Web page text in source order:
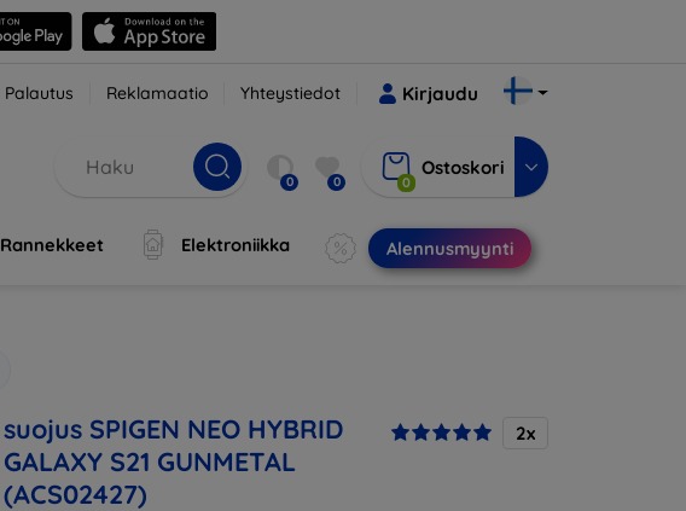
Palautus Reklamaatio Yhteystiedot Kirjaudu
0 0 0
Ostoskori
Rannekkeet Elektroniikka Alennusmyynti
suojus SPIGEN NEO HYBRID
GALAXY S21 GUNMETAL
(ACS02427)
2x